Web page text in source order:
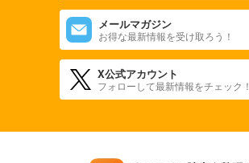
メールマガジン
お得な最新情報を受け取ろう！
X公式アカウント
フォローして最新情報をチェック！